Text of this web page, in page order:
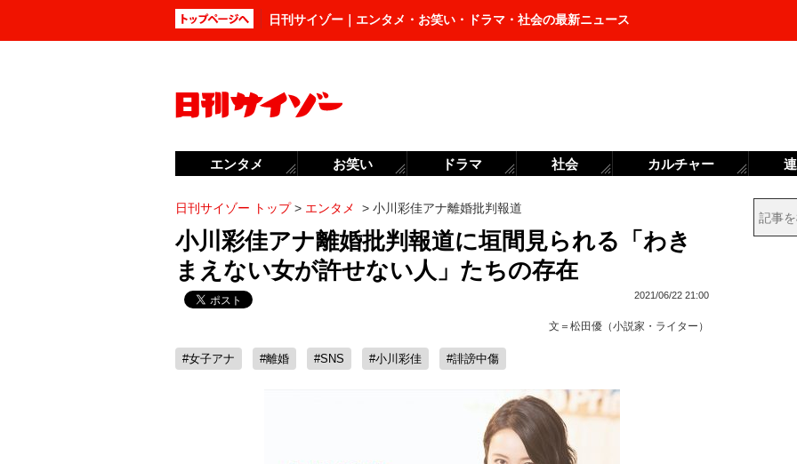
日刊サイゾー｜エンタメ・お笑い・ドラマ・社会の最新ニュース
日刊サイゾー トップ> エンタメ > 小川彩佳アナ離婚批判報道
小川彩佳アナ離婚批判報道に垣間見られる「わき
まえない女が許せない人」たちの存在
2021/06/22 21:00
文＝ 松田優（小説家・ライター）
#女子アナ #離婚 #SNS #小川彩佳 #誹謗中傷
エンタメ お笑い ドラマ 社会 カルチャー